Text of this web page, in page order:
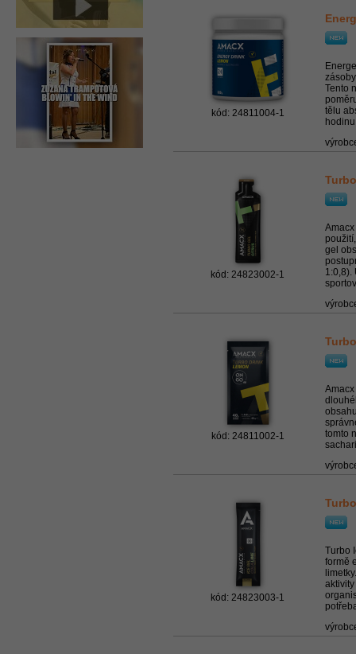
kód: 24811004-1
Tento
tělu
kód: 24823002-1
gel
1:0,8).
kód: 24811002-1
tomto
kód: 24823003-1
Turbo
formě